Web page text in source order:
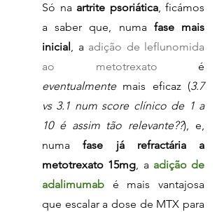
Só na artrite psoriática, ficámos
a saber que, numa fase mais
inicial , a adição de leflunomida
ao metotrexato
eventualmente mais eficaz (3.7
vs 3.1 num score clínico de 1 a
10 é assim tão relevante??), e,
numa fase já refractária a
metotrexato 15mg, a adição de
adalimumab é mais vantajosa
que escalar a dose de MTX para